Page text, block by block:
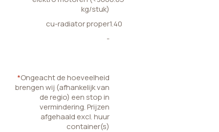
kg/stuk)
cu-radiator proper1.40
-
*Ongeacht de hoeveelheid
brengen wij (afhankelijk van
de regio) een stop in
vermindering. Prijzen
afgehaald excl. huur
container(s)